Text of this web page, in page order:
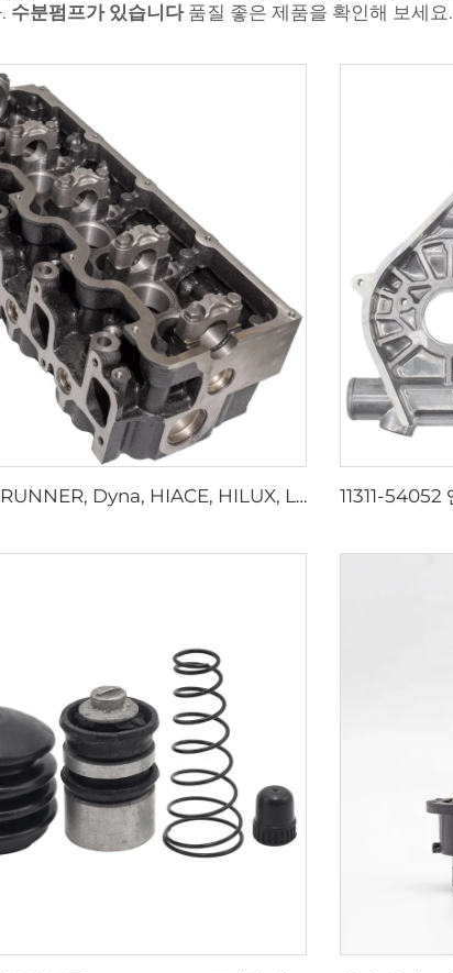
수분펌프가 있습니다 품질 좋은 제품을 확인해 보세요.
TOYOTA 4 RUNNER, Dyna, HIACE, HILUX, LAND CRUISER 2.8L 차량용 고성능 3L 엔진 실린더 헤드 커버 11101-54131